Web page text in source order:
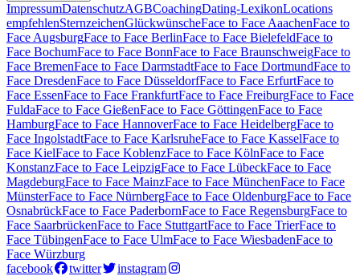
ImpressumDatenschutzAGBCoachingDating-LexikonLocations
empfehlenSternzeichenGlückwünscheFace to Face AaachenFace to
Face AugsburgFace to Face BerlinFace to Face BielefeldFace to
Face BochumFace to Face BonnFace to Face BraunschweigFace to
Face BremenFace to Face DarmstadtFace to Face DortmundFace to
Face DresdenFace to Face DüsseldorfFace to Face ErfurtFace to
Face EssenFace to Face FrankfurtFace to Face FreiburgFace to Face
FuldaFace to Face GießenFace to Face GöttingenFace to Face
HamburgFace to Face HannoverFace to Face HeidelbergFace to
Face IngolstadtFace to Face KarlsruheFace to Face KasselFace to
Face KielFace to Face KoblenzFace to Face KölnFace to Face
KonstanzFace to Face LeipzigFace to Face LübeckFace to Face
MagdeburgFace to Face MainzFace to Face MünchenFace to Face
MünsterFace to Face NürnbergFace to Face OldenburgFace to Face
OsnabrückFace to Face PaderbornFace to Face RegensburgFace to
Face SaarbrückenFace to Face StuttgartFace to Face TrierFace to
Face TübingenFace to Face UlmFace to Face WiesbadenFace to
Face Würzburg
facebook
twitter
instagram